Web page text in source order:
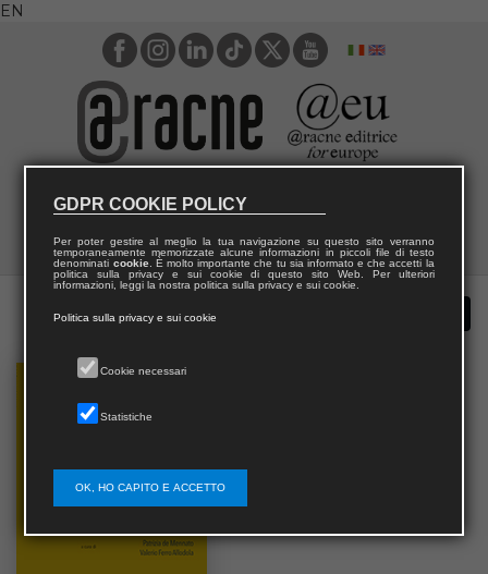
EN
GDPR COOKIE POLICY
Per poter gestire al meglio la tua navigazione su questo sito verranno
temporaneamente memorizzate alcune informazioni in piccoli file di testo
denominati cookie. È molto importante che tu sia informato e che accetti la
politica sulla privacy e sui cookie di questo sito Web. Per ulteriori
informazioni, leggi la nostra politica sulla privacy e sui cookie.
Politica sulla privacy e sui cookie
Cookie necessari
Statistiche
OK, HO CAPITO E ACCETTO